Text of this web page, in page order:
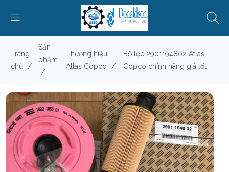
Trang
chủ
/
Sản
phẩm
/
Thương hiệu
Atlas Copco
/
Bộ lọc 2901194802 Atlas
Copco chính hãng giá tốt